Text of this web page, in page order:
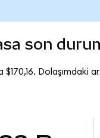
son
Dolaşımdaki